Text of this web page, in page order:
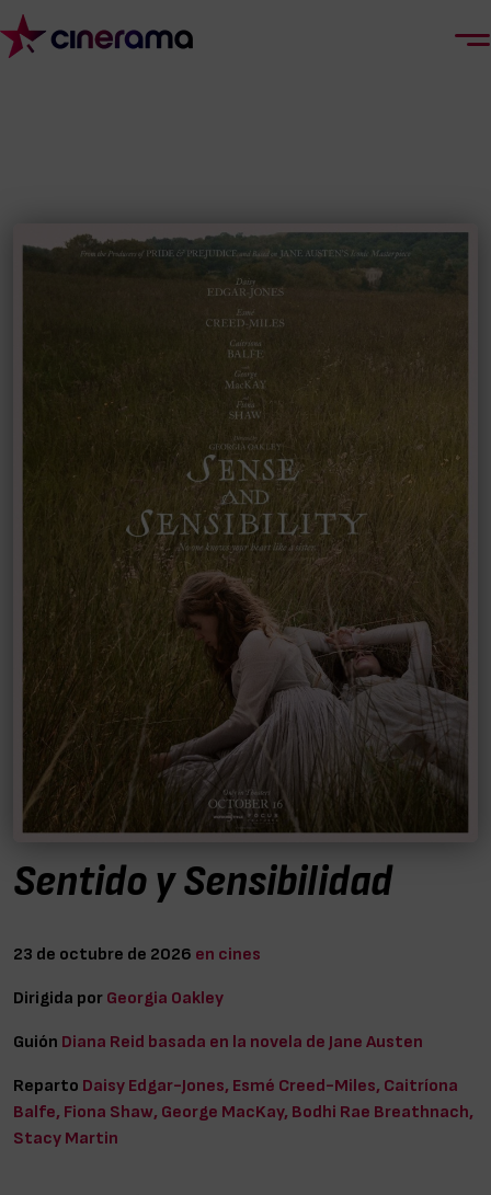
Sentido y Sensibilidad
23 de octubre de 2026 en cines
Dirigida por Georgia Oakley
Guión Diana Reid basada en la novela de Jane Austen
Reparto Daisy Edgar-Jones, Esmé Creed-Miles, Caitríona
Balfe, Fiona Shaw, George MacKay, Bodhi Rae Breathnach,
Stacy Martin